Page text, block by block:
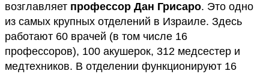
возглавляет профессор Дан Грисаро. Это одно
из самых крупных отделений в Израиле. Здесь
работают 60 врачей (в том числе 16
профессоров), 100 акушерок, 312 медсестер и
медтехников. В отделении функционируют 16